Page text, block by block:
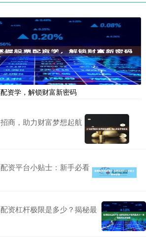
资学，解锁财富新密码
商，助力财富梦想起航
资平台小贴士：新手必看
资杠杆极限是多少？揭秘最